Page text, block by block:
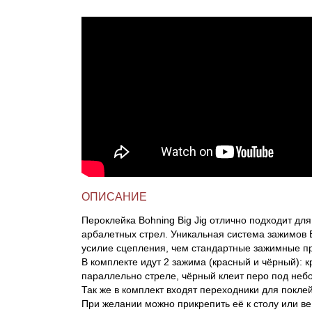
ОПИСАНИЕ
Пероклейка Bohning Big Jig отлично подходит
арбалетных стрел. Уникальная система
усилие сцепления, чем стандартные зажимные
В комплекте идут 2 зажима (красный и чёрный):
параллельно стреле, чёрный клеит перо под
Так же в комплект входят переходники для
При желании можно прикрепить её к столу или
Киссеры для лука